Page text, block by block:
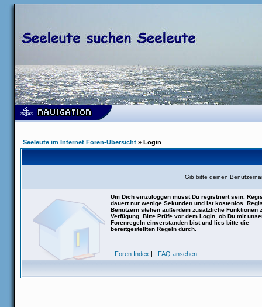
Seeleute im Internet Foren-Übersicht » Login
Gib bitte deinen
Um Dich einzuloggen musst Du registriert sein.
dauert nur wenige Sekunden und ist kostenlos.
Benutzern stehen außerdem zusätzliche Funktionen
Verfügung. Bitte Prüfe vor dem Login, ob Du mit
Forenregeln einverstanden bist und lies bitte die
bereitgestellten Regeln durch.
Foren Index | FAQ ansehen